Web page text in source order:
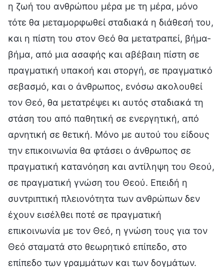
η ζωή του ανθρώπου μέρα με τη μέρα, μόνο
τότε θα μεταμορφωθεί σταδιακά η διάθεσή του,
και η πίστη του στον Θεό θα μετατραπεί, βήμα-
βήμα, από μια ασαφής και αβέβαιη πίστη σε
πραγματική υπακοή και στοργή, σε πραγματικό
σεβασμό, και ο άνθρωπος, ενόσω ακολουθεί
τον Θεό, θα μετατρέψει κι αυτός σταδιακά τη
στάση του από παθητική σε ενεργητική, από
αρνητική σε θετική. Μόνο με αυτού του είδους
την επικοινωνία θα φτάσει ο άνθρωπος σε
πραγματική κατανόηση και αντίληψη του Θεού,
σε πραγματική γνώση του Θεού. Επειδή η
συντριπτική πλειονότητα των ανθρώπων δεν
έχουν εισέλθει ποτέ σε πραγματική
επικοινωνία με τον Θεό, η γνώση τους για τον
Θεό σταματά στο θεωρητικό επίπεδο, στο
επίπεδο των γραμμάτων και των δογμάτων.